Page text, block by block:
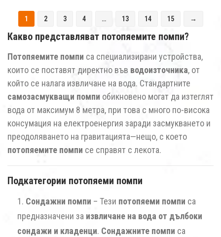
1 2 3 4 … 13 14 15 →
Какво представляват потопяемите помпи?
Потопяемите помпи са специализирани устройства,
които се поставят директно във водоизточника, от
който се налага извличане на вода. Стандартните
самозасмукващи помпи обикновено могат да изтеглят
вода от максимум 8 метра, при това с много по-висока
консумация на електроенергия заради засмукването и
преодоляването на гравитацията—нещо, с което
потопяемите помпи се справят с лекота.
Подкатегории потопяеми помпи
Сондажни помпи – Тези потопяеми помпи са
предназначени за извличане на вода от дълбоки
сондажи и кладенци. Сондажните помпи са